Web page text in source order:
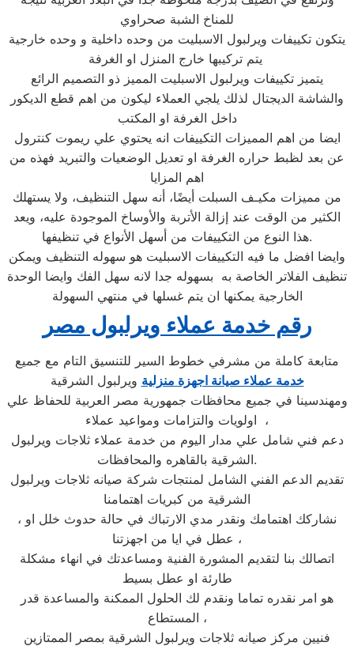
للمناخ الشبة صحراوي
يتكون تكييفات ويرلبول الاسبليت من وحده داخلية و وحده خارجية
يتميز تكييفات ويرلبول الاسبليت المميز ذو التصميم الرائع
والشاشة الديجتال لذلك يلجي العملاء ليكون من اهم قطع الديكور
داخل الغرفة او المكتب
ايضا من اهم المميزات التكييفات انه يحتوي علي ريموت كنترول
عن بعد لظبط حراره الغرفة او تعديل الوضعيات والتبريد فهذه من
اهم المزايا
من مميزات مكيـف السبلت أيضًا، أنه سهل التنظيف، ولا يستهلك
الكثير من الوقت عند إزالة الأتربة والأوساخ الموجودة عليه، ويعد
هذا النوع من التكييفات من أسهل الأنواع في تنظيفها.
وايضا افضل ما فيه التكييفات الاسبليت هو سهوله التنظيف ويمكن
تنظيف الفلاتر الخاصة به بسهوله جدا لانه سهل الفك وايضا الوحدة
الخارجية يمكنها ان يتم غسلها في منتهي السهولة
رقم خدمة عملاء ويرلبول مصر
متابعة كاملة من مشرفي خطوط السير للتنسيق التام مع جميع
خدمة عملاء صيانة اجهزة منزلية ويرلبول الشرقية
ومهندسينا في جميع محافظات جمهورية مصر العربية للحفاظ علي
اولويات والتزامات ومواعيد عملاء ،
دعم فني شامل علي مدار اليوم من خدمة عملاء ثلاجات ويرلبول
الشرقية بالقاهره والمحافظات.
تقديم الدعم الفني الشامل لمنتجات شركة صيانه ثلاجات ويرلبول
الشرقية من كبريات اهتمامنا
، نشاركك اهتمامك ونقدر مدي الارتباك في حالة حدوث خلل او
عطل في ايا من اجهزتنا ،
اتصالك بنا لتقديم المشورة الفنية ومساعدتك في انهاء مشكلة
طارئة او عطل بسيط
هو امر نقدره تماما ونقدم لك الحلول الممكنة والمساعدة قدر
المستطاع ،
فنيين مركز صيانه ثلاجات ويرلبول الشرقية بمصر الممتازين